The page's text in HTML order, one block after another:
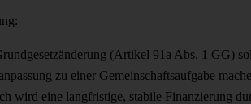
(Artikel 91a Abs. 1 GG)
zu einer Gemeinschaftsaufgabe
wird eine langfristige, stabile Finanzierung